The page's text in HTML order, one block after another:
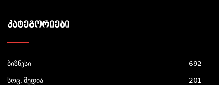
ᲙᲐᲢᲔᲒᲝᲠᲘᲔᲑᲘ
ბიზნესი 692
სოც. მედია 201